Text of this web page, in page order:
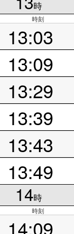
時
時刻
13:03
13:09
13:29
13:39
13:43
13:49
14時
時刻
14:09